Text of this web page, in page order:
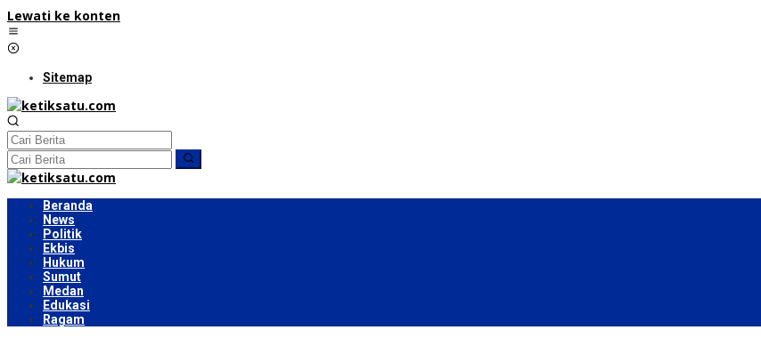
Lewati ke konten
Sitemap
Beranda
News
Politik
Ekbis
Hukum
Sumut
Medan
Edukasi
Ragam